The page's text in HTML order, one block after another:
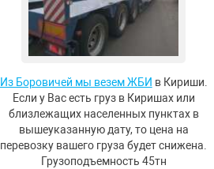
Из Боровичей мы везем ЖБИ в Кириши.
Если у Вас есть груз в Киришах или
близлежащих населенных пунктах в
вышеуказанную дату, то цена на
перевозку вашего груза будет снижена.
Грузоподъемность 45тн